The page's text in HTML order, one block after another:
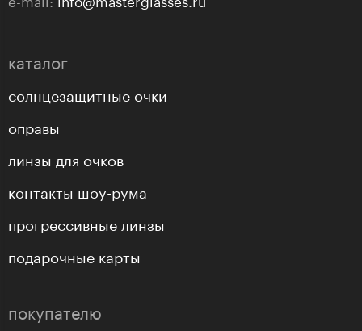
каталог
солнцезащитные очки
оправы
линзы для очков
контакты шоу-рума
прогрессивные линзы
подарочные карты
покупателю